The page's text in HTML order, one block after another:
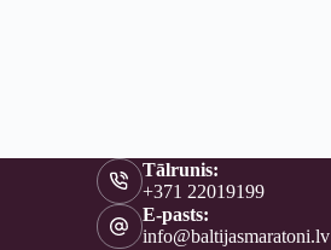
Tālrunis:
+371 22019199
E-pasts:
info@baltijasmaratoni.lv